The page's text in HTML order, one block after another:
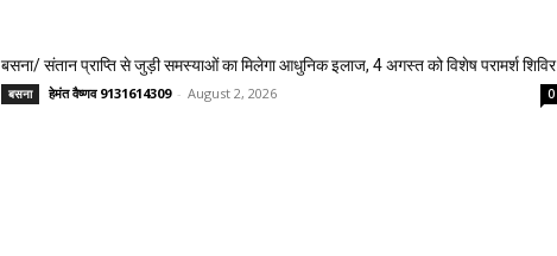
बसना/ संतान प्राप्ति से जुड़ी समस्याओं का मिलेगा आधुनिक इलाज, 4 अगस्त को विशेष परामर्श शिविर
बसना हेमंत वैष्णव 9131614309 - August 2, 2026 0